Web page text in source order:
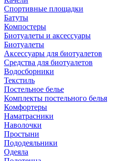
Спортивные площадки
Батуты
Компостеры
Биотуалеты и аксессуары
Биотуалеты
Аксессуары для биотуалетов
Средства для биотуалетов
Водосборники
Текстиль
Постельное белье
Комплекты постельного белья
Комфортеры
Наматрасники
Наволочки
Простыни
Пододеяльники
Одеяла